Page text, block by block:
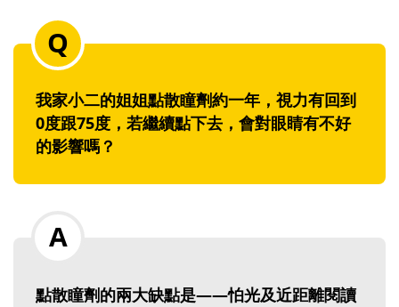
我家小二的姐姐點散瞳劑約一年，視力有回到
0度跟75度，若繼續點下去，會對眼睛有不好
的影響嗎？
點散瞳劑的兩大缺點是——怕光及近距離閱讀